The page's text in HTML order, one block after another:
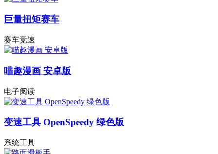
巨量扭矩赛车
赛车竞速
喵趣漫画 安卓版
电子阅读
变速工具 OpenSpeedy 绿色版
系统工具